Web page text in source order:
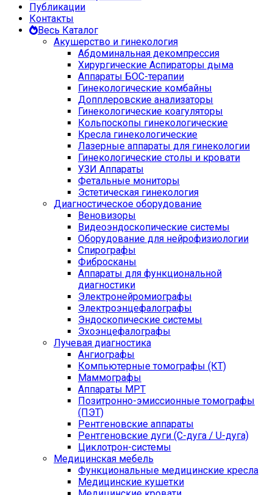
Публикации
Контакты
Весь Каталог
Акушерство и гинекология
Абдоминальная декомпрессия
Хирургические Аспираторы дыма
Аппараты БОС-терапии
Гинекологические комбайны
Допплеровские анализаторы
Гинекологические коагуляторы
Кольпоскопы гинекологические
Кресла гинекологические
Лазерные аппараты для гинекологии
Гинекологические столы и кровати
УЗИ Аппараты
Фетальные мониторы
Эстетическая гинекология
Диагностическое оборудование
Веновизоры
Видеоэндоскопические системы
Оборудование для нейрофизиологии
Спирографы
Фибросканы
Аппараты для функциональной
диагностики
Электронейромиографы
Электроэнцефалографы
Эндоскопические системы
Эхоэнцефалографы
Лучевая диагностика
Ангиографы
Компьютерные томографы (КТ)
Маммографы
Аппараты МРТ
Позитронно-эмиссионные томографы
(ПЭТ)
Рентгеновские аппараты
Рентгеновские дуги (С-дуга / U-дуга)
Циклотрон-системы
Медицинская мебель
Функциональные медицинские кресла
Медицинские кушетки